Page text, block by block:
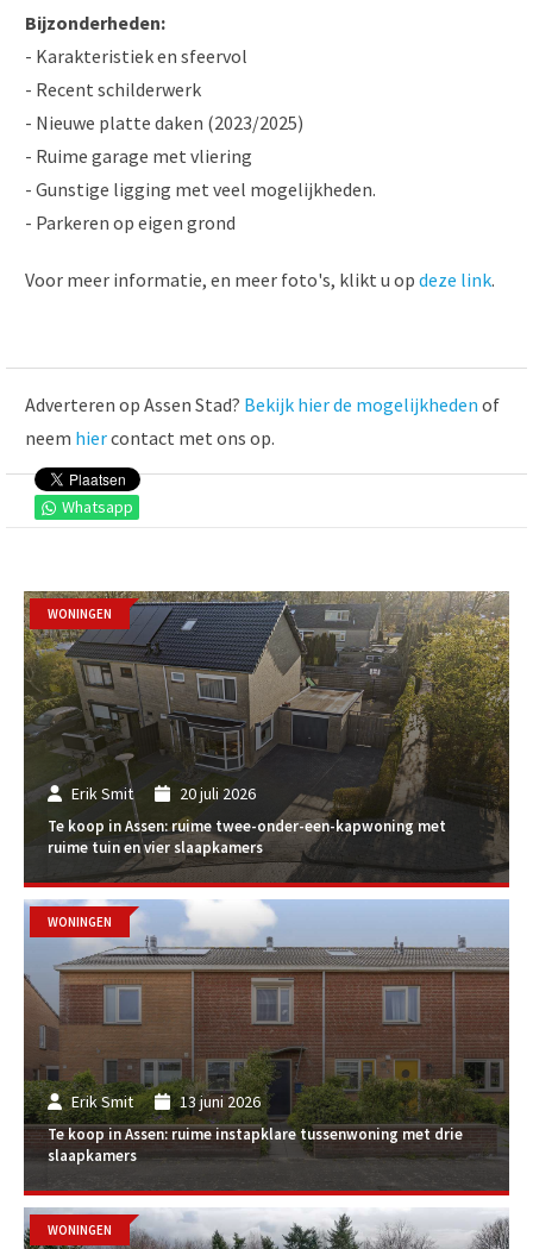
Bijzonderheden:
- Karakteristiek en sfeervol
- Recent schilderwerk
- Nieuwe platte daken (2023/2025)
- Ruime garage met vliering
- Gunstige ligging met veel mogelijkheden.
- Parkeren op eigen grond
Voor meer informatie, en meer foto's, klikt u op deze link.
Whatsapp
Adverteren op Assen Stad? Bekijk hier de mogelijkheden of
neem hiercontact met ons op.
Erik Smit 20 juli 2026
Te koop in Assen: ruime twee-onder-een-kapwoning met
ruime tuin en vier slaapkamers
WONINGEN
Erik Smit 13 juni 2026
Te koop in Assen: ruime instapklare tussenwoning met drie
slaapkamers
WONINGEN
WONINGEN